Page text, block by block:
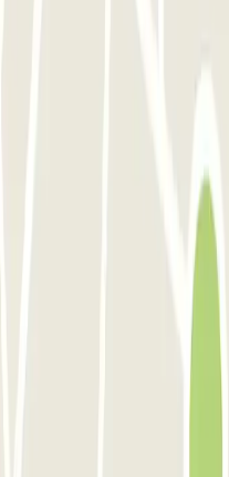
maar er zijn voldoende